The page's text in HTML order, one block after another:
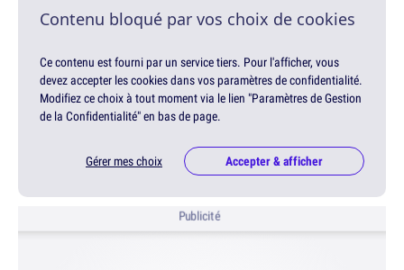
Contenu bloqué par vos choix de cookies
Ce contenu est fourni par un service tiers. Pour l'afficher, vous
devez accepter les cookies dans vos paramètres de confidentialité.
Modifiez ce choix à tout moment via le lien "Paramètres de Gestion
de la Confidentialité" en bas de page.
Gérer mes choix Accepter & afficher
Publicité